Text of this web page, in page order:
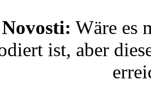
Wäre es
ist, aber